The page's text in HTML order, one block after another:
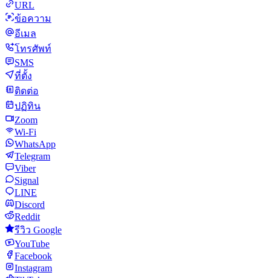
URL
ข้อความ
อีเมล
โทรศัพท์
SMS
ที่ตั้ง
ติดต่อ
ปฏิทิน
Zoom
Wi-Fi
WhatsApp
Telegram
Viber
Signal
LINE
Discord
Reddit
รีวิว Google
YouTube
Facebook
Instagram